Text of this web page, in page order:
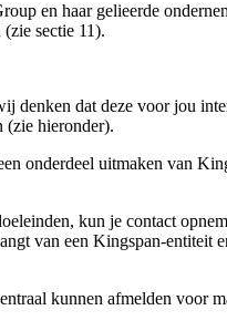
en haar gelieerde
sectie 11).
denken dat deze voor jou
(zie hieronder).
onderdeel uitmaken van
kun je contact
van een Kingspan‑entiteit
kunnen afmelden voor